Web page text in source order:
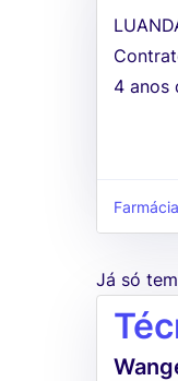
4 anos
Farmácia
Já só tem